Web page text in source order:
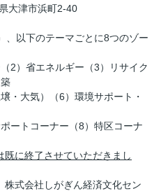
大津市浜町2‐40
、以下のテーマごとに8つのゾー
（2）省エネルギー（3）リサイク
・大気）（6）環境サポート・
ポートコーナー（8）特区コーナ
既に終了させていただきまし
株式会社しがぎん経済文化セン